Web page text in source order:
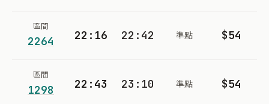
區間
2264 22:16 22:42 準點 $54
區間
1298 22:43 23:10 準點 $54